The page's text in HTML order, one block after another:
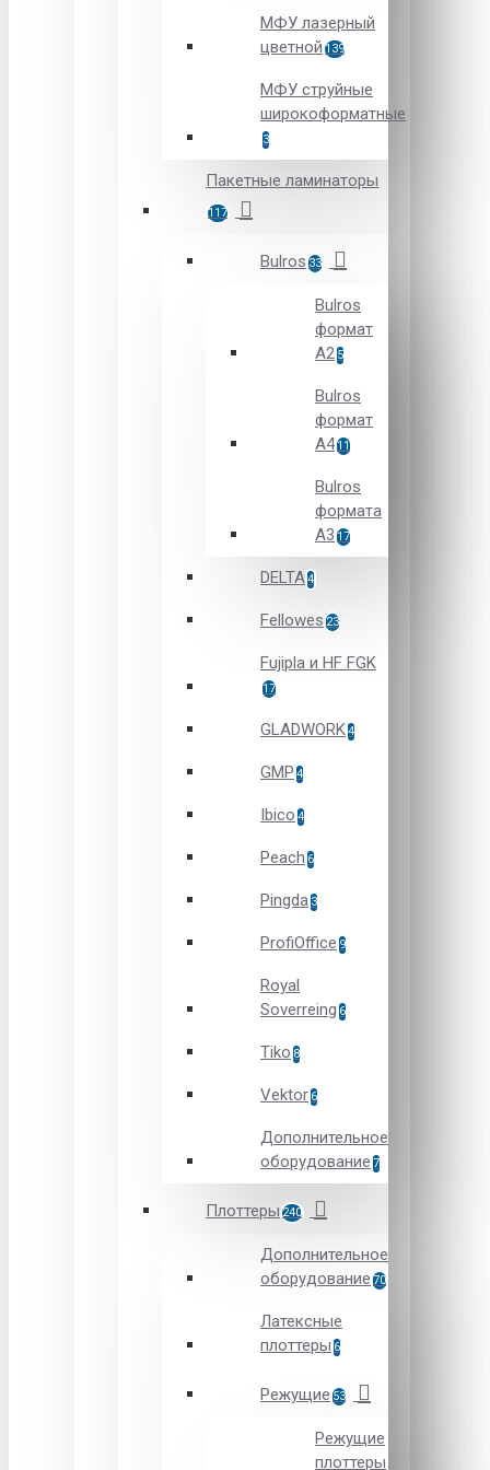
МФУ лазерный
цветной 139
МФУ струйные
широкоформатные
3
Пакетные ламинаторы
117
Bulros 33
Bulros
формат
A2 5
Bulros
формат
A411
Bulros
формата
А3 17
DELTA4
Fellowes 23
Fujipla и HF FGK
17
GLADWORK4
GMP 4
Ibico 4
Peach 6
Pingda 3
ProfiOffice 9
Royal
Soverreing 6
Tiko 8
Vektor 6
Дополнительное
оборудование 7
Плоттеры 240
Дополнительное
оборудование 70
Латексные
плоттеры 6
Режущие 53
Режущие
плоттеры